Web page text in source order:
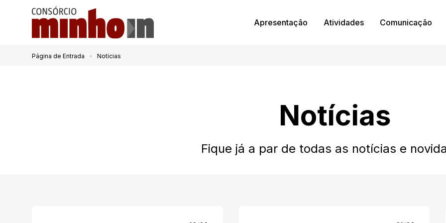
Apresentação Atividades Comunicação
Página de Entrada Notícias
Notícias
Fique já a par de todas as notícias e